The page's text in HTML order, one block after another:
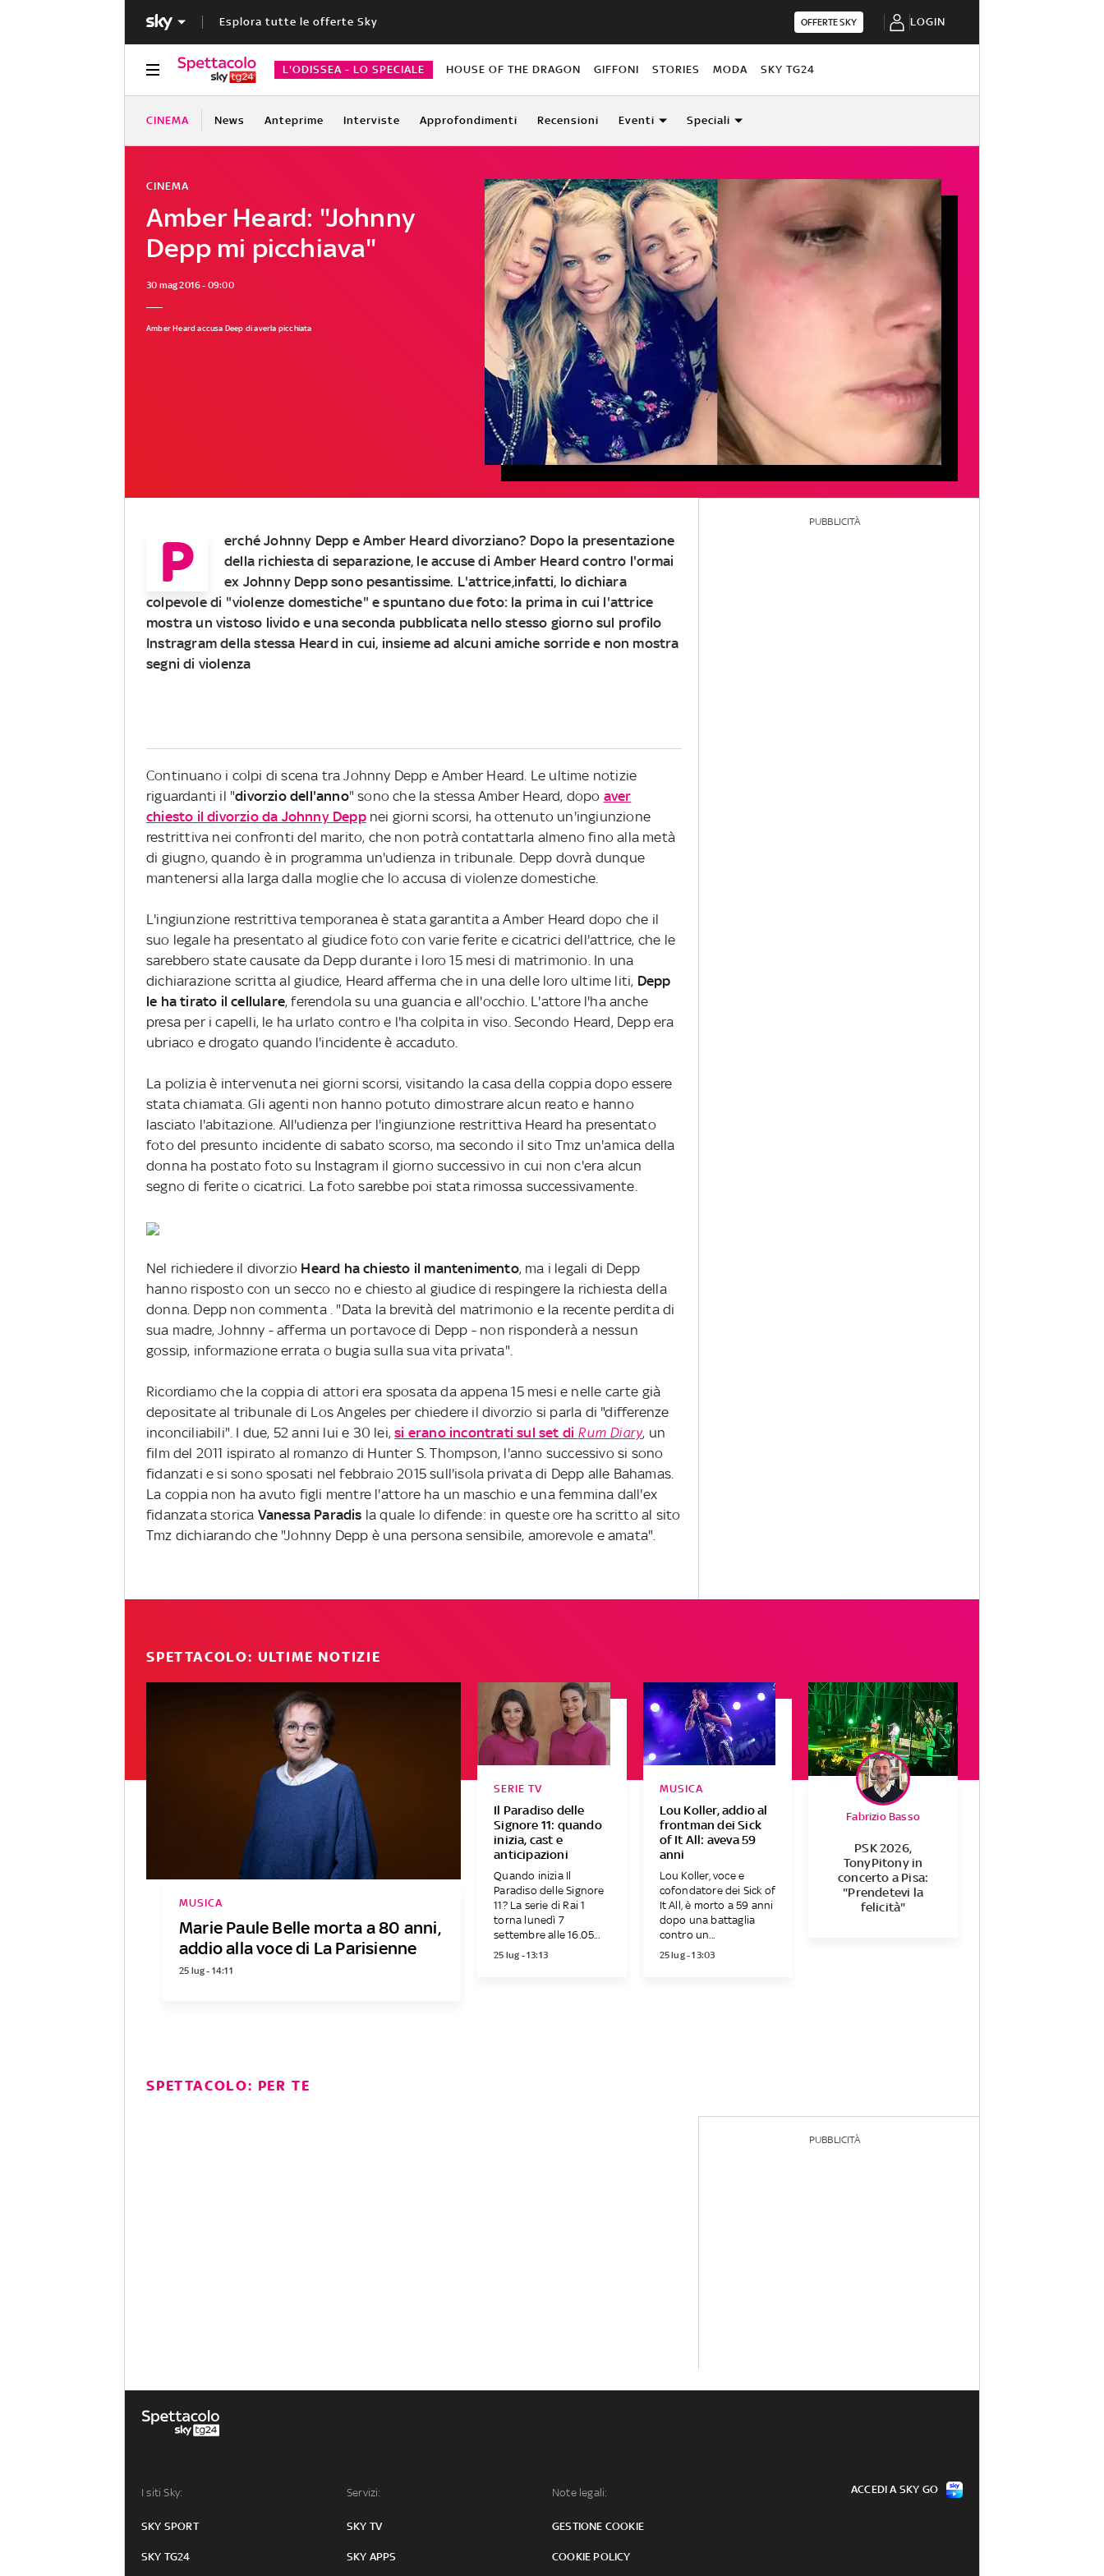
Esplora tutte le offerte Sky OFFERTE SKY LOGIN
L'ODISSEA - LO SPECIALE HOUSE OF THE DRAGON GIFFONI STORIES MODA SKY TG24
CINEMA News Anteprime Interviste Approfondimenti Recensioni Eventi Speciali
Amber Heard: "Johnny
Depp mi picchiava"
CINEMA
30 mag 2016 - 09:00
Amber Heard accusa Deep di averla picchiata
P erché Johnny Depp e Amber Heard divorziano? Dopo la presentazione
della richiesta di separazione, le accuse di Amber Heard contro l'ormai
ex Johnny Depp sono pesantissime. L'attrice,infatti, lo dichiara
colpevole di "violenze domestiche" e spuntano due foto: la prima in cui l'attrice
mostra un vistoso livido e una seconda pubblicata nello stesso giorno sul profilo
Instragram della stessa Heard in cui, insieme ad alcuni amiche sorride e non mostra
segni di violenza
Continuano i colpi di scena tra Johnny Depp e Amber Heard. Le ultime notizie
riguardanti il "divorzio dell'anno" sono che la stessa Amber Heard, dopo aver
chiesto il divorzio da Johnny Deppnei giorni scorsi, ha ottenuto un'ingiunzione
restrittiva nei confronti del marito, che non potrà contattarla almeno fino alla metà
di giugno, quando è in programma un'udienza in tribunale. Depp dovrà dunque
mantenersi alla larga dalla moglie che lo accusa di violenze domestiche.
L'ingiunzione restrittiva temporanea è stata garantita a Amber Heard dopo che il
suo legale ha presentato al giudice foto con varie ferite e cicatrici dell'attrice, che le
sarebbero state causate da Depp durante i loro 15 mesi di matrimonio. In una
dichiarazione scritta al giudice, Heard afferma che in una delle loro ultime liti, Depp
le ha tirato il cellulare, ferendola su una guancia e all'occhio. L'attore l'ha anche
presa per i capelli, le ha urlato contro e l'ha colpita in viso. Secondo Heard, Depp era
ubriaco e drogato quando l'incidente è accaduto.
La polizia è intervenuta nei giorni scorsi, visitando la casa della coppia dopo essere
stata chiamata. Gli agenti non hanno potuto dimostrare alcun reato e hanno
lasciato l'abitazione. All'udienza per l'ingiunzione restrittiva Heard ha presentato
foto del presunto incidente di sabato scorso, ma secondo il sito Tmz un'amica della
donna ha postato foto su Instagram il giorno successivo in cui non c'era alcun
segno di ferite o cicatrici. La foto sarebbe poi stata rimossa successivamente.
Nel richiedere il divorzio Heard ha chiesto il mantenimento, ma i legali di Depp
hanno risposto con un secco no e chiesto al giudice di respingere la richiesta della
donna. Depp non commenta . "Data la brevità del matrimonio e la recente perdita di
sua madre, Johnny - afferma un portavoce di Depp - non risponderà a nessun
gossip, informazione errata o bugia sulla sua vita privata".
Ricordiamo che la coppia di attori era sposata da appena 15 mesi e nelle carte già
depositate al tribunale di Los Angeles per chiedere il divorzio si parla di "differenze
inconciliabili". I due, 52 anni lui e 30 lei,si erano incontrati sul set di Rum Diary, un
film del 2011 ispirato al romanzo di Hunter S. Thompson, l'anno successivo si sono
fidanzati e si sono sposati nel febbraio 2015 sull'isola privata di Depp alle Bahamas.
La coppia non ha avuto figli mentre l'attore ha un maschio e una femmina dall'ex
fidanzata storica Vanessa Paradis la quale lo difende: in queste ore ha scritto al sito
Tmz dichiarando che "Johnny Depp è una persona sensibile, amorevole e amata".
PUBBLICITÀ
SPETTACOLO: ULTIME NOTIZIE
Marie Paule Belle morta a 80 anni,
addio alla voce di La Parisienne
MUSICA
25 lug - 14:11
Il Paradiso delle
Signore 11: quando
inizia, cast e
anticipazioni
SERIE TV
Quando inizia Il
Paradiso delle Signore
11? La serie di Rai 1
torna lunedì 7
settembre alle 16.05...
25 lug - 13:13
Lou Koller, addio al
frontman dei Sick
of It All: aveva 59
anni
MUSICA
Lou Koller, voce e
cofondatore dei Sick of
It All, è morto a 59 anni
dopo una battaglia
contro un...
25 lug - 13:03
PSK 2026,
TonyPitony in
concerto a Pisa:
"Prendetevi la
felicità"
Fabrizio Basso
SPETTACOLO: PER TE
PUBBLICITÀ
I siti Sky:
SKY SPORT
SKY TG24
Servizi:
SKY TV
SKY APPS
Note legali:
GESTIONE COOKIE
COOKIE POLICY
ACCEDI A SKY GO